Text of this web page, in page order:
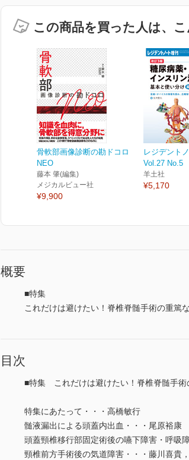
この商品を買った人は、
骨軟部画像診断の勘ドコロ
NEO
藤本 肇(編集)
メジカルビュー社
¥9,900
レジデント
Vol.27 No.5
羊土社
¥5,170
概要
■特集
これだけは避けたい！脊椎脊髄手術の重篤
目次
■特集 これだけは避けたい！脊椎脊髄手術
特集にあたって・・・高橋敏行
髄液漏出による頭蓋内出血・・・尾原裕康
頭蓋頸椎移行部固定術後の嚥下障害・呼吸
頸椎前方手術後の気道障害・・・藤川喜貴